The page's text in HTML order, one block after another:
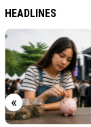
HEADLINES
«